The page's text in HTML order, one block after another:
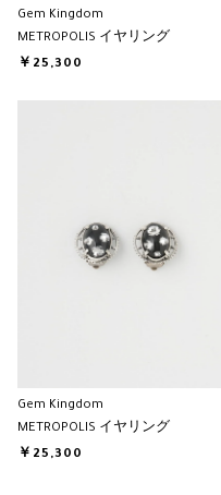
Gem Kingdom
METROPOLIS イヤリング
￥25,300
Gem Kingdom
METROPOLIS イヤリング
￥25,300